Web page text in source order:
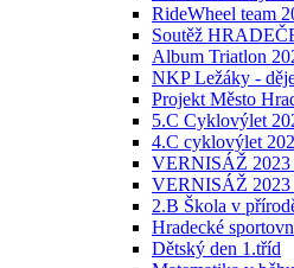
RideWheel team
Soutěž
Album Triatlon
NKP Ležáky -
Projekt Město
5.C Cyklovýlet
4.C cyklovýlet
VERNISÁŽ 2023
VERNISÁŽ 2023
2.B Škola v
Hradecké
Dětský den 1.tříd